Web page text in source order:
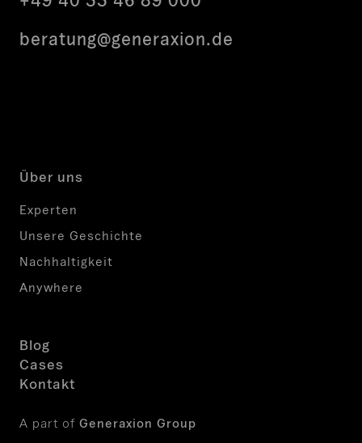
beratung@generaxion.de
Über uns
Experten
Unsere Geschichte
Nachhaltigkeit
Anywhere
Blog
Cases
Kontakt
A part of Generaxion Group